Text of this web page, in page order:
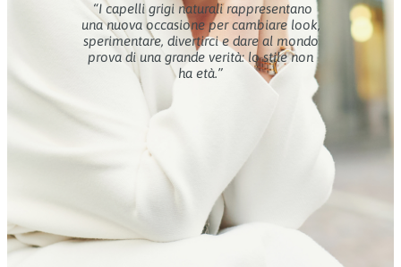
“I capelli grigi naturali rappresentano
una nuova occasione per cambiare look,
sperimentare, divertirci e dare al mondo
prova di una grande verità: lo stile non
ha età.”